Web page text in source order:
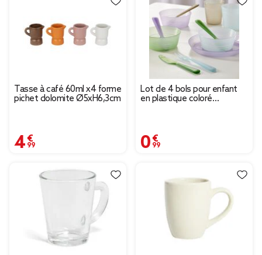
Tasse à café 60ml x4 forme
pichet dolomite Ø5xH6,3cm
4,99 €
Lot de 4 bols pour enfant
en plastique coloré
0,99 €